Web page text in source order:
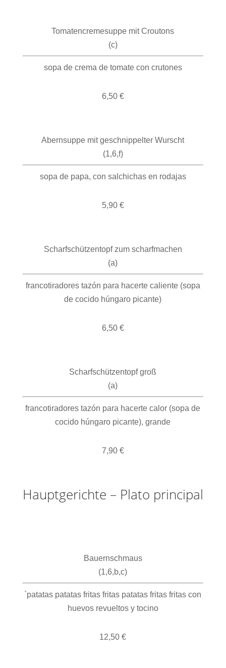
Tomatencremesuppe mit Croutons
(c)
sopa de crema de tomate con crutones
6,50 €
Abernsuppe mit geschnippelter Wurscht
(1,6,f)
sopa de papa, con salchichas en rodajas
5,90 €
Scharfschützentopf zum scharfmachen
(a)
francotiradores tazón para hacerte caliente (sopa
de cocido húngaro picante)
6,50 €
Scharfschützentopf groß
(a)
francotiradores tazón para hacerte calor (sopa de
cocido húngaro picante), grande
7,90 €
Hauptgerichte – Plato principal
Bauernschmaus
(1,6,b,c)
`patatas patatas fritas fritas patatas fritas fritas con
huevos revueltos y tocino
12,50 €